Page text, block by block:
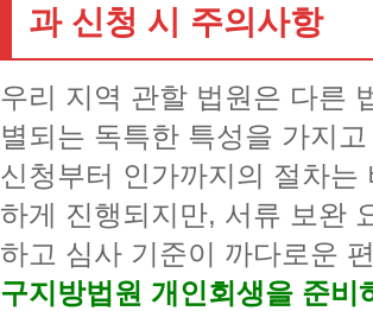
과 신청 시 주의사항
우리 지역 관할 법원은 다른
별되는 독특한 특성을 가지
신청부터 인가까지의 절차는
하게 진행되지만, 서류 보완
하고 심사 기준이 까다로운
구지방법원 개인회생을 준비